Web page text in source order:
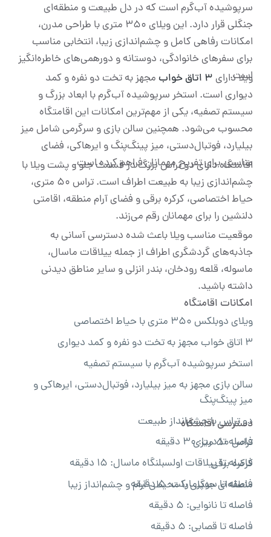
سرپوشیده آب‌گرم است که در دل طبیعت و منطقه‌ای
جنگلی قرار دارد. این ویلای ۳۵۰ متری با طراحی مدرن،
امکانات رفاهی کامل و چشم‌اندازی زیبا، انتخابی مناسب
برای سفرهای خانوادگی، دوستانه و دورهمی‌های خاطره‌انگیز
است.
ویلا دارای ۳ اتاق خواب
مجهز به تخت دو نفره و کمد
دیواری است. استخر سرپوشیده آب‌گرم با ابعاد بزرگ و
سیستم تصفیه، یکی از مهم‌ترین امکانات این اقامتگاه
محسوب می‌شود. همچنین سالن بازی و سرگرمی شامل میز
بیلیارد، فوتبال‌دستی، میز پینگ‌پنگ و ایرهاکی، فضای
مناسبی برای تفریح مهمانان فراهم کرده است.
اقامتگاه دارای دو تراس بزرگ در قسمت جلو و پشت ویلا با
چشم‌اندازی زیبا به طبیعت اطراف است. تراس ۵۰ متری،
حیاط اختصاصی، کرکره برقی و فضای آرام منطقه، اقامتی
دلنشین را برای مهمانان رقم می‌زند.
موقعیت مناسب ویلا باعث شده دسترسی آسانی به
جاذبه‌های گردشگری اطراف از جمله ییلاقات ماسال،
ماسوله، قلعه رودخان، بندر انزلی و سایر مناطق دیدنی
داشته باشید.
امکانات اقامتگاه
ویلای دوبلکس ۳۵۰ متری با حیاط اختصاصی
۳ اتاق خواب مجهز به تخت دو نفره و کمد دیواری
استخر سرپوشیده آب‌گرم با سیستم تصفیه
سالن بازی مجهز به میز بیلیارد، فوتبال‌دستی، ایرهاکی و
میز پینگ‌پنگ
دو تراس با چشم‌انداز طبیعت
تراس ۵۰ متری
کرکره برقی
منطقه‌ای جنگلی با محیطی آرام و چشم‌انداز زیبا
دسترسی اقامتگاه
فاصله تا دریا: ۳۰ دقیقه
فاصله تا ییلاقات اولسبلنگاه ماسال: ۱۵ دقیقه
فاصله تا سوپرمارکت: ۵ دقیقه
فاصله تا نانوایی: ۵ دقیقه
فاصله تا قصابی: ۵ دقیقه